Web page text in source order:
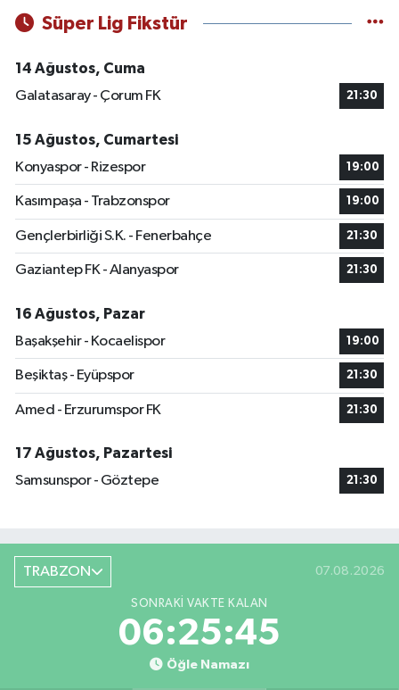
Süper Lig Fikstür
14 Ağustos, Cuma
Galatasaray - Çorum FK
21:30
15 Ağustos, Cumartesi
Konyaspor - Rizespor
19:00
Kasımpaşa - Trabzonspor 19:00
Gençlerbirliği S.K. - Fenerbahçe 21:30
Gaziantep FK - Alanyaspor 21:30
16 Ağustos, Pazar
Başakşehir - Kocaelispor
19:00
Beşiktaş - Eyüpspor 21:30
Amed - Erzurumspor FK 21:30
17 Ağustos, Pazartesi
Samsunspor - Göztepe
21:30
TRABZON 07.08.2026
SONRAKI VAKTE KALAN
06:25:45
Öğle Namazı